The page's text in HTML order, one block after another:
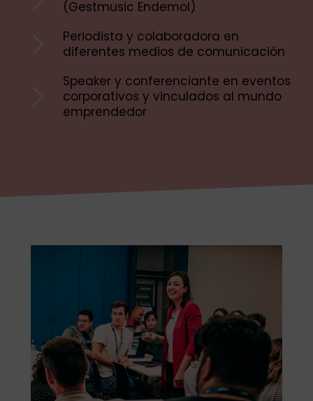
(Gestmusic Endemol)
Periodista y colaboradora en
diferentes medios de comunicación
Speaker y conferenciante en eventos
corporativos y vinculados al mundo
emprendedor